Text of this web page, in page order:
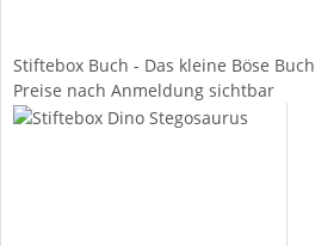
Stiftebox Buch - Das kleine Böse Buch
Preise nach Anmeldung sichtbar